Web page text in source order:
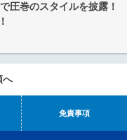
圧巻のスタイルを披露！
へ
免責事項